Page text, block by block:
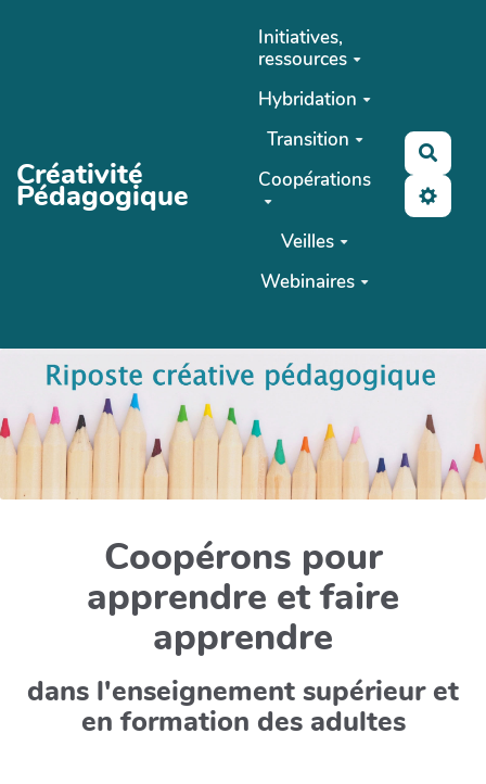
Créativité
Pédagogique
Initiatives,
ressources
Hybridation
Transition
Coopérations
Veilles
Webinaires
Coopérons pour
apprendre et faire
apprendre
dans l'enseignement supérieur et
en formation des adultes